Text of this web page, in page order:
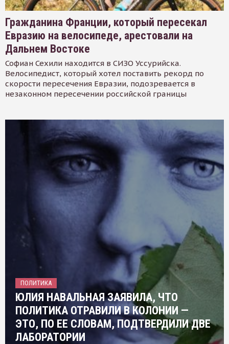
Гражданина Франции, который пересекал
Евразию на велосипеде, арестовали на
Дальнем Востоке
Софиан Сехили находится в СИЗО Уссурийска.
Велосипедист, который хотел поставить рекорд по
скорости пересечения Евразии, подозревается в
незаконном пересечении российской границы
ПОЛИТИКА
ЮЛИЯ НАВАЛЬНАЯ ЗАЯВИЛА, ЧТО
ПОЛИТИКА ОТРАВИЛИ В КОЛОНИИ —
ЭТО, ПО ЕЕ СЛОВАМ, ПОДТВЕРДИЛИ ДВЕ
ЛАБОРАТОРИИ